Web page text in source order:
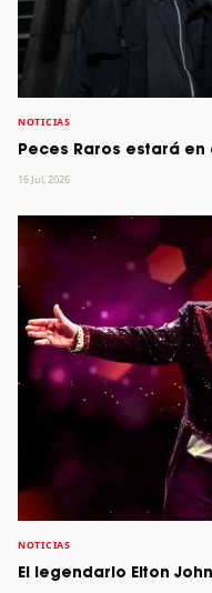
NOTICIAS
Peces Raros estará
16 Jul, 2026
NOTICIAS
El legendario Elton